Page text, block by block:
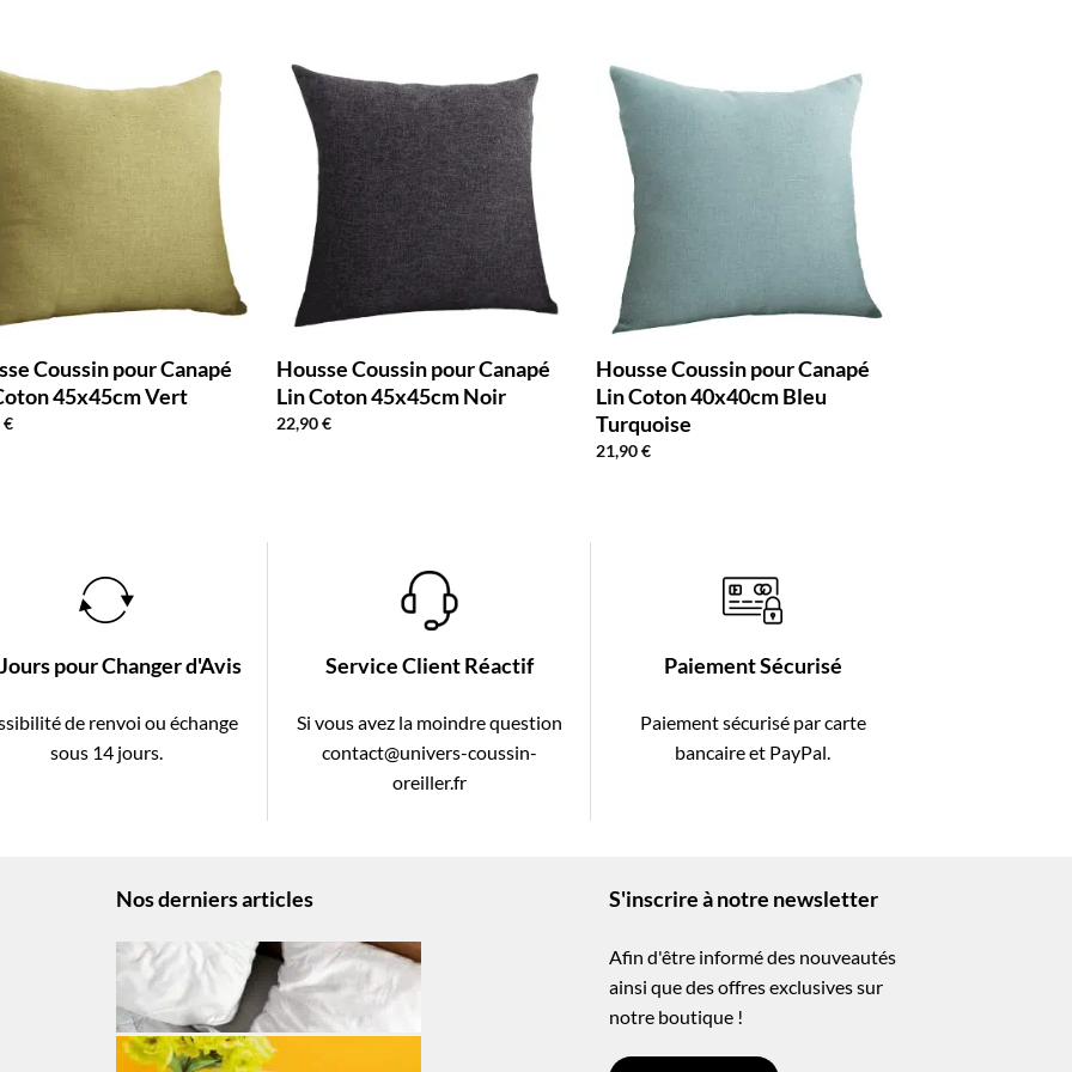
Coussin pour Canapé
45x45cm Vert
€
Housse Coussin pour Canapé
Lin Coton 45x45cm Noir
22,90€
Housse Coussin pour Canapé
Lin Coton 40x40cm Bleu
Turquoise
21,90€
pour Changer d'Avis
de renvoi ou échange
sous 14 jours.
Service Client Réactif
Si vous avez la moindre question
contact@univers-coussin-
oreiller.fr
Paiement Sécurisé
Paiement sécurisé par carte
bancaire et PayPal.
Nos derniers articles S'inscrire à notre newsletter
Afin d'être informé des nouveautés
ainsi que des offres exclusives sur
notre boutique !